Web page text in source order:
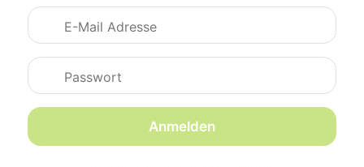
Anmeldedaten
Anmelden